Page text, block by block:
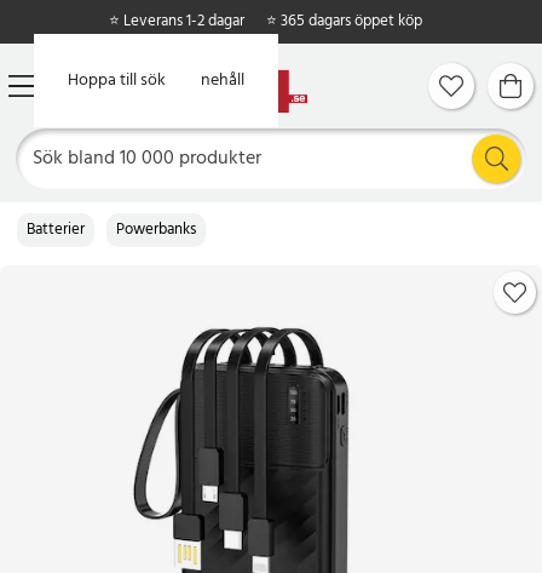
Hoppa till huvudinnehåll
Hoppa till sök
⭐ Leverans 1-2 dagar ⭐ 365 dagars öppet köp
Batterier Powerbanks